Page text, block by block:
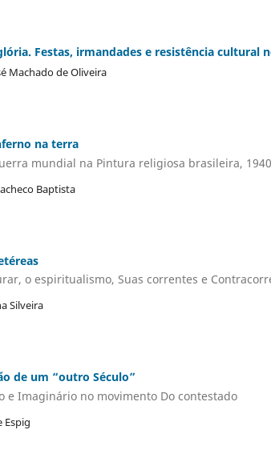
Festas, irmandades e resistência cultural
Machado de Oliveira
na terra
mundial na Pintura religiosa brasileira,
Baptista
o espiritualismo, Suas correntes e
Silveira
de um “outro Século”
e Imaginário no movimento Do contestado
Espig